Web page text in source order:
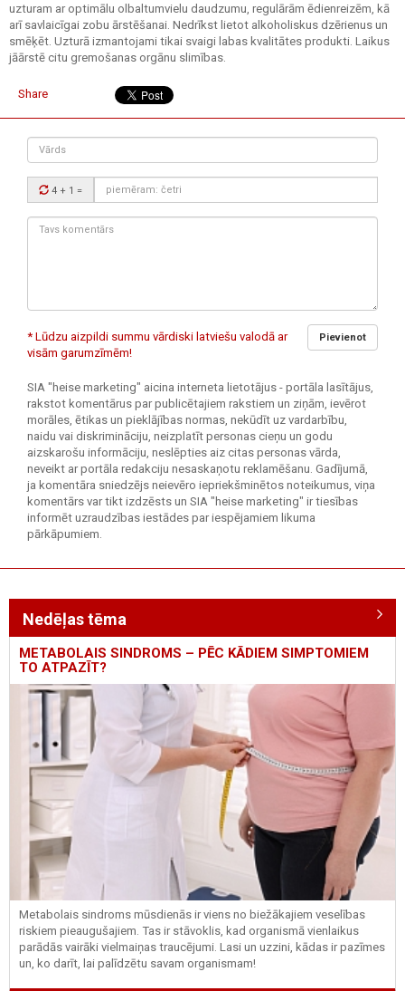
uzturam ar optimālu olbaltumvielu daudzumu, regulārām ēdienreizēm, kā
arī savlaicīgai zobu ārstēšanai. Nedrīkst lietot alkoholiskus dzērienus un
smēķēt. Uzturā izmantojami tikai svaigi labas kvalitātes produkti. Laikus
jāārstē citu gremošanas orgānu slimības.
Share
Vārds
Drošības
kods:
4 + 1 =
Tavs
Pievienot
* Lūdzu aizpildi summu vārdiski latviešu valodā ar
visām garumzīmēm!
SIA "heise marketing" aicina interneta lietotājus - portāla lasītājus,
rakstot komentārus par publicētajiem rakstiem un ziņām, ievērot
morāles, ētikas un pieklājības normas, nekūdīt uz vardarbību,
naidu vai diskrimināciju, neizplatīt personas cieņu un godu
aizskarošu informāciju, neslēpties aiz citas personas vārda,
neveikt ar portāla redakciju nesaskaņotu reklamēšanu. Gadījumā,
ja komentāra sniedzējs neievēro iepriekšminētos noteikumus, viņa
komentārs var tikt izdzēsts un SIA "heise marketing" ir tiesības
informēt uzraudzības iestādes par iespējamiem likuma
pārkāpumiem.
Nedēļas tēma
METABOLAIS SINDROMS – PĒC KĀDIEM SIMPTOMIEM
TO ATPAZĪT?
Metabolais sindroms mūsdienās ir viens no biežākajiem veselības
riskiem pieaugušajiem. Tas ir stāvoklis, kad organismā vienlaikus
parādās vairāki vielmaiņas traucējumi. Lasi un uzzini, kādas ir pazīmes
un, ko darīt, lai palīdzētu savam organismam!